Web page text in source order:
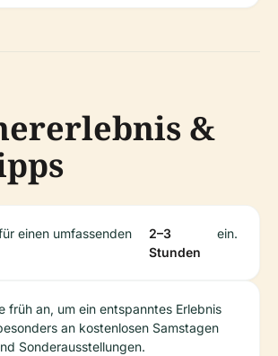
&
einen umfassenden
2–3
Stunden
ein.
früh an, um ein entspanntes Erlebnis
an kostenlosen Samstagen
Sonderausstellungen.